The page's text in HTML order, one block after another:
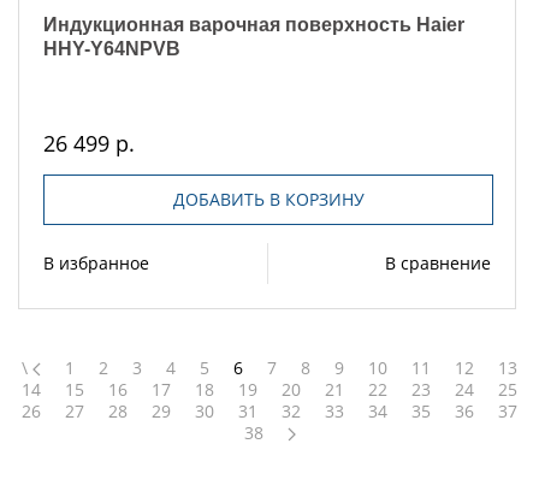
Индукционная варочная поверхность Haier
HHY-Y64NPVB
26 499 р.
ДОБАВИТЬ В КОРЗИНУ
В избранное В сравнение
\ 1 2 3 4 5 6 7 8 9 10 11 12
13
14
15 16 17 18 19 20 21 22 23 24
25
26
27 28 29 30 31 32 33 34 35 36
37
38